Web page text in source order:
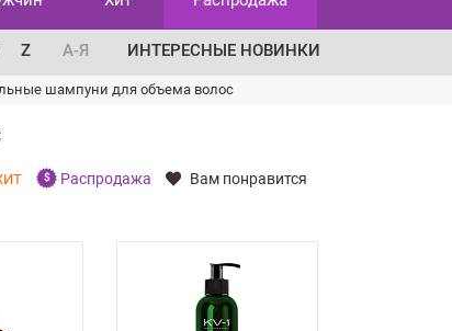
Z А-Я ИНТЕРЕСНЫЕ НОВИНКИ
шампуни для объема волос
Распродажа Вам понравится